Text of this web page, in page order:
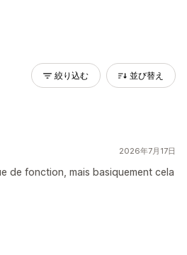
絞り込む 並び替え
2026年7月17日
de fonction, mais basiquement cela